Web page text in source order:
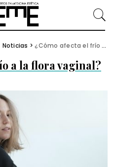
Noticias >¿Cómo afecta el frío a la flora vaginal?
a la flora vaginal?